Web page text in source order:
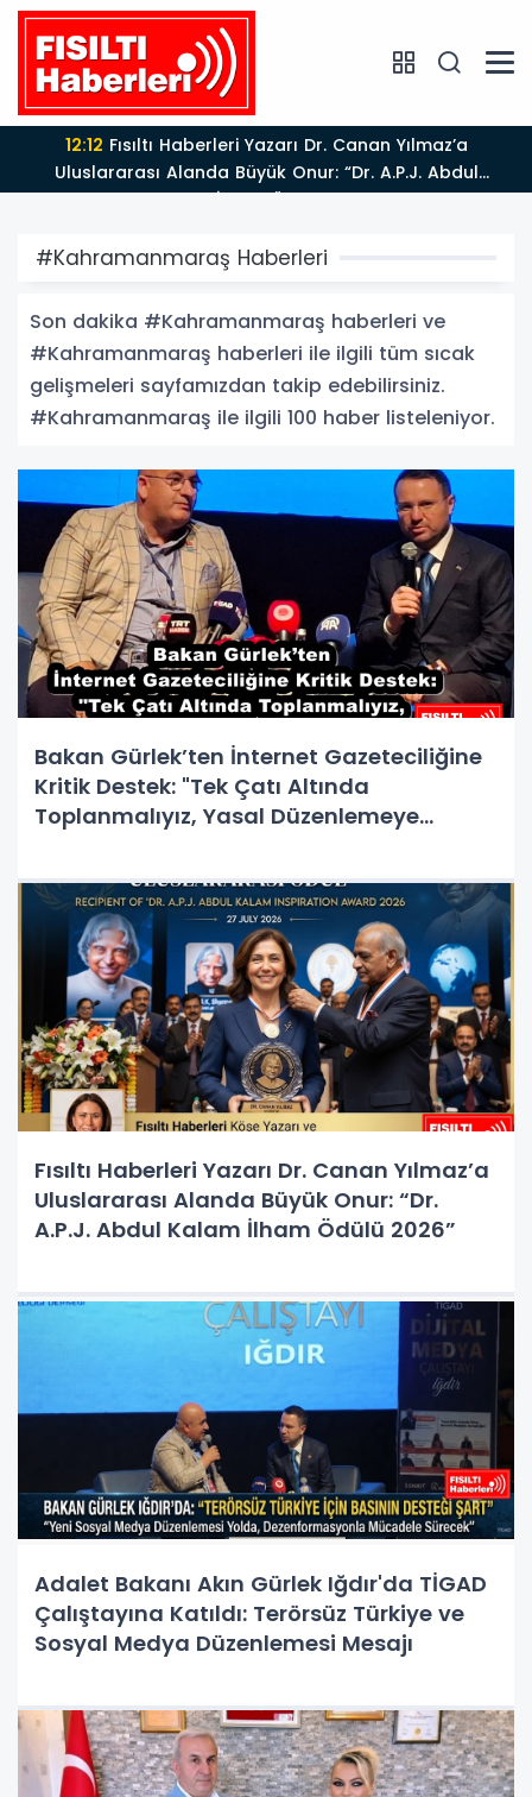
11:42
Çalıştayına Katıldı: Terörsüz Türkiye ve Sosyal Medya
Düzenlemesi Mesajı
#Kahramanmaraş Haberleri
Son dakika #Kahramanmaraş haberleri ve
#Kahramanmaraş haberleri ile ilgili tüm sıcak
gelişmeleri sayfamızdan takip edebilirsiniz.
#Kahramanmaraş ile ilgili 100 haber listeleniyor.
Bakan Gürlek’ten İnternet Gazeteciliğine
Kritik Destek: "Tek Çatı Altında
Toplanmalıyız, Yasal Düzenlemeye
Fısıltı Haberleri Yazarı Dr. Canan Yılmaz’a
Uluslararası Alanda Büyük Onur: “Dr.
A.P.J. Abdul Kalam İlham Ödülü 2026”
Adalet Bakanı Akın Gürlek Iğdır'da TİGAD
Çalıştayına Katıldı: Terörsüz Türkiye ve
Sosyal Medya Düzenlemesi Mesajı